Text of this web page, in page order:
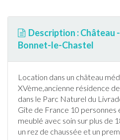
Description : Château
Bonnet-le-Chastel
Location dans un château
XVème,ancienne résidence
dans le Parc Naturel du
Gîte de France 10 personnes
meublé avec soin sur plus de
un rez de chaussée et un